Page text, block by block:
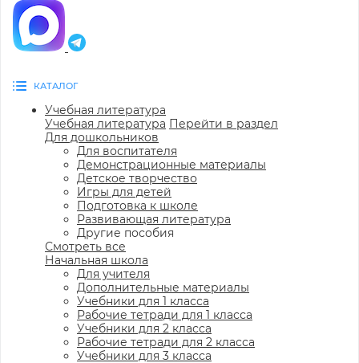
КАТАЛОГ
Учебная литература
Учебная литература Перейти в раздел
Для дошкольников
Для воспитателя
Демонстрационные материалы
Детское творчество
Игры для детей
Подготовка к школе
Развивающая литература
Другие пособия
Смотреть все
Начальная школа
Для учителя
Дополнительные материалы
Учебники для 1 класса
Рабочие тетради для 1 класса
Учебники для 2 класса
Рабочие тетради для 2 класса
Учебники для 3 класса